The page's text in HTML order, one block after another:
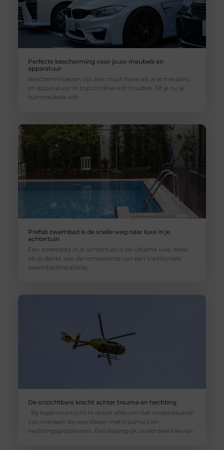
Perfecte bescherming voor jouw meubels en
apparatuur
Beschermhoezen zijn een must-have als je je meubels
en apparatuur in topconditie wilt houden. Of je nu je
tuinmeubels wilt
Prefab zwembad is de snelle weg naar luxe in je
achtertuin
Een zwembad in je achtertuin is de ultieme luxe. Maar
als je denkt aan de rompslomp van een traditionele
zwembadinstallatie,
De onzichtbare kracht achter trauma en hechting
Bij lopenvoorlucht.nl draait alles om het ondersteunen
van mensen die worstelen met trauma’s en
hechtingsproblemen. Een belangrijk onderdeel hiervan